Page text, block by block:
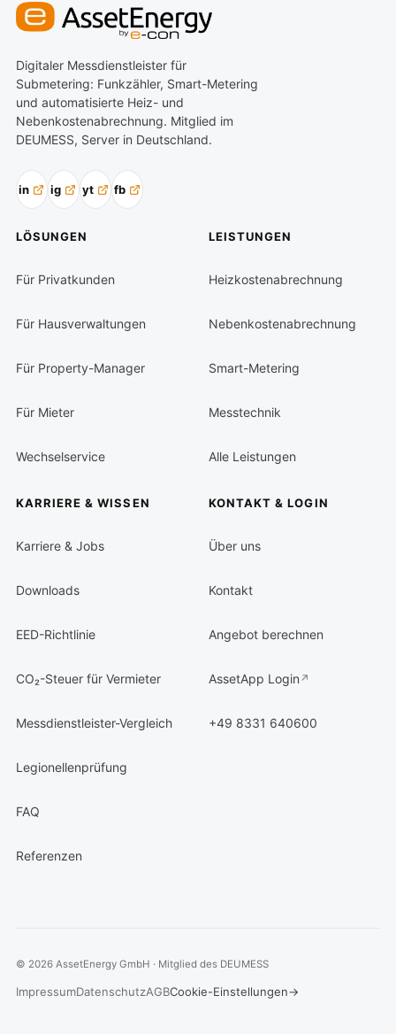
Digitaler Messdienstleister für
Submetering: Funkzähler, Smart-Metering
und automatisierte Heiz- und
Nebenkostenabrechnung. Mitglied im
DEUMESS, Server in Deutschland.
in ig yt fb
LÖSUNGEN
Für Privatkunden
Für Hausverwaltungen
Für Property-Manager
Für Mieter
Wechselservice
LEISTUNGEN
Heizkostenabrechnung
Nebenkostenabrechnung
Smart-Metering
Messtechnik
Alle Leistungen
KARRIERE & WISSEN
Karriere & Jobs
Downloads
EED-Richtlinie
CO₂-Steuer für Vermieter
Messdienstleister-Vergleich
Legionellenprüfung
FAQ
Referenzen
KONTAKT & LOGIN
Über uns
Kontakt
Angebot berechnen
AssetApp Login
+49 8331 640600
© 2026 AssetEnergy GmbH · Mitglied des DEUMESS
ImpressumDatenschutzAGBCookie-Einstellungen